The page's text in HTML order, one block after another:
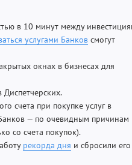
в 10 минут между
услугами Банков смогут
окнах в бизнесах для
счета при покупке услуг в
— по очевидным причинам
со счета покупок).
рекорда дня и сбросили его